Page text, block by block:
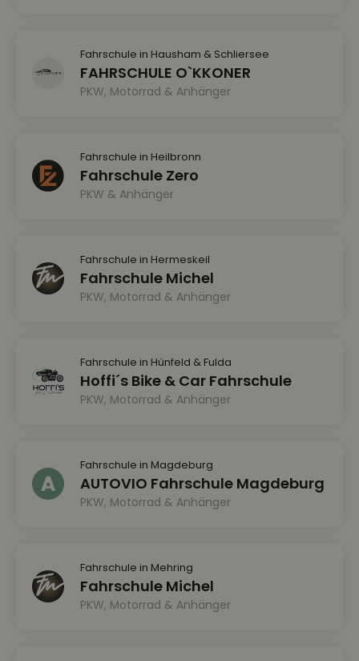
Fahrschule in Hausham & Schliersee
FAHRSCHULE O`KKONER
PKW, Motorrad & Anhänger
Fahrschule in Heilbronn
Fahrschule Zero
PKW & Anhänger
Fahrschule in Hermeskeil
Fahrschule Michel
PKW, Motorrad & Anhänger
Fahrschule in Hünfeld & Fulda
Hoffi´s Bike & Car Fahrschule
PKW, Motorrad & Anhänger
Fahrschule in Magdeburg
AUTOVIO Fahrschule Magdeburg
PKW, Motorrad & Anhänger
Fahrschule in Mehring
Fahrschule Michel
PKW, Motorrad & Anhänger